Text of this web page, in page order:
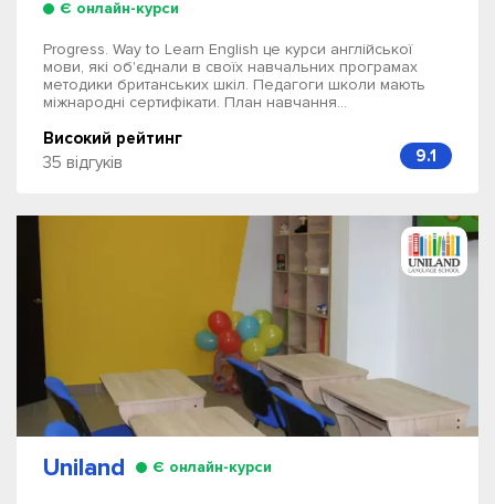
Є онлайн-курси
Progress. Way to Learn English це курси англійської
мови, які об'єднали в своїх навчальних програмах
методики британських шкіл. Педагоги школи мають
міжнародні сертифікати. План навчання...
Високий рейтинг
35 відгуків
9.1
Uniland Є онлайн-курси